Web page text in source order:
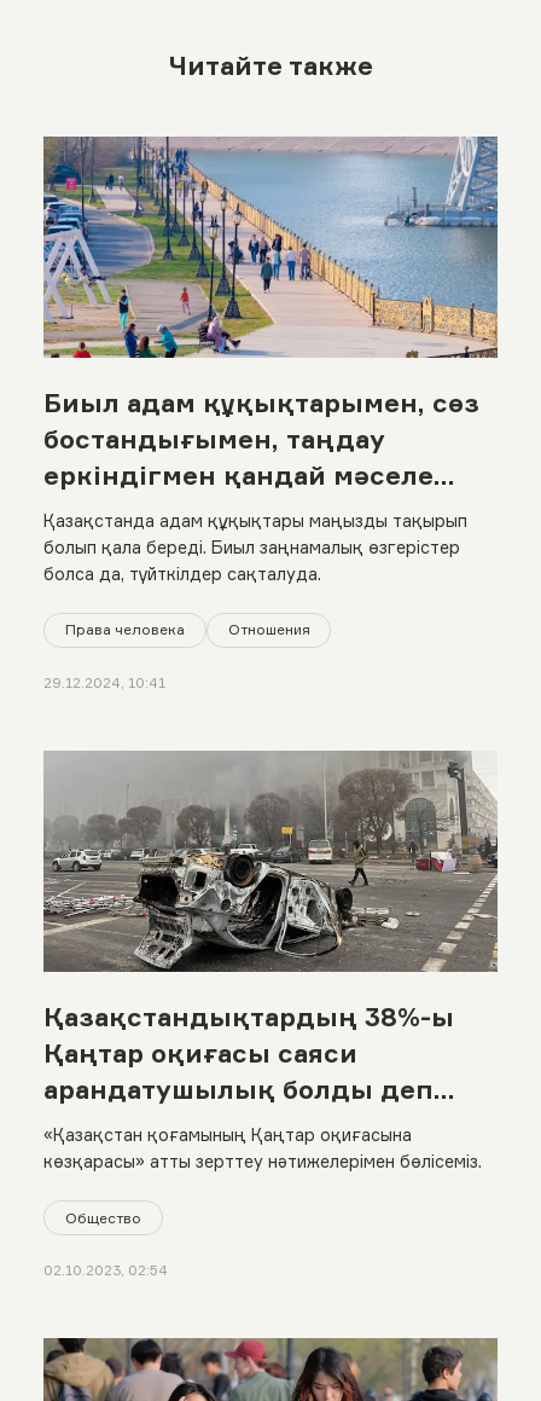
Читайте также
Биыл адам құқықтарымен, сөз
бостандығымен, таңдау
еркіндігмен қандай мәселе
болды? Жылдық статистикаға
шолу
Қазақстанда адам құқықтары маңызды тақырып
болып қала береді. Биыл заңнамалық өзгерістер
болса да, түйткілдер сақталуда.
Права человека Отношения
29.12.2024, 10:41
Қазақстандықтардың 38%-ы
Қаңтар оқиғасы саяси
арандатушылық болды деп
санайды
«Қазақстан қоғамының Қаңтар оқиғасына
көзқарасы» атты зерттеу нәтижелерімен бөлісеміз.
Общество
02.10.2023, 02:54